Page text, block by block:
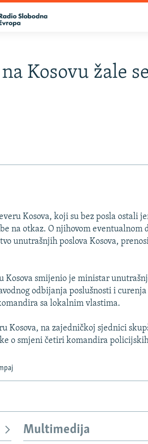
Kosovu žale se
Kosova, koji su bez posla ostali
na otkaz. O njihovom eventualnom
unutrašnjih poslova Kosova,
Kosova smijenio je ministar
odbijanja poslušnosti i curenja
sa lokalnim vlastima.
Kosova, na zajedničkoj sjednici
o smjeni četiri komandira
Multimedija